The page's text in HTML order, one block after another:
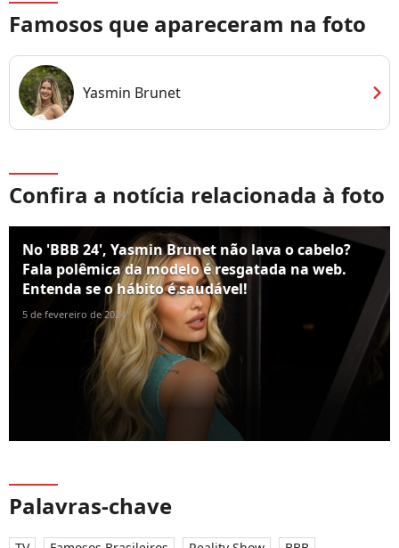
Famosos que apareceram na foto
Yasmin Brunet chevron_right
Confira a notícia relacionada à foto
No 'BBB 24', Yasmin Brunet não lava o cabelo?
Fala polêmica da modelo é resgatada na web.
Entenda se o hábito é saudável!
5 de fevereiro de 2024
Palavras-chave